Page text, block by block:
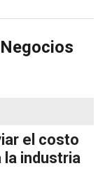
el costo
la industria